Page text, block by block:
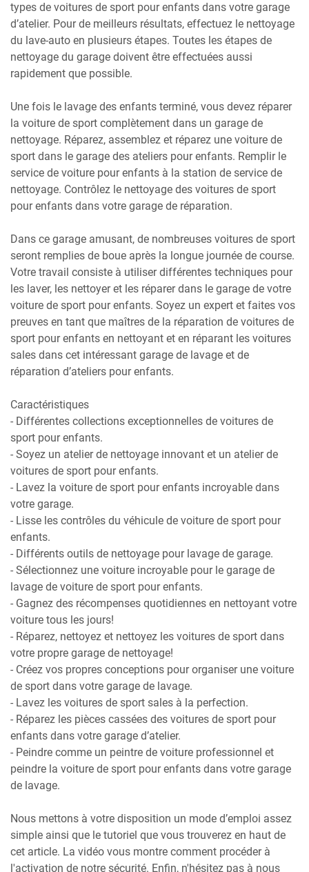
types de voitures de sport pour enfants dans votre garage
d’atelier. Pour de meilleurs résultats, effectuez le nettoyage
du lave-auto en plusieurs étapes. Toutes les étapes de
nettoyage du garage doivent être effectuées aussi
rapidement que possible.
Une fois le lavage des enfants terminé, vous devez réparer
la voiture de sport complètement dans un garage de
nettoyage. Réparez, assemblez et réparez une voiture de
sport dans le garage des ateliers pour enfants. Remplir le
service de voiture pour enfants à la station de service de
nettoyage. Contrôlez le nettoyage des voitures de sport
pour enfants dans votre garage de réparation.
Dans ce garage amusant, de nombreuses voitures de sport
seront remplies de boue après la longue journée de course.
Votre travail consiste à utiliser différentes techniques pour
les laver, les nettoyer et les réparer dans le garage de votre
voiture de sport pour enfants. Soyez un expert et faites vos
preuves en tant que maîtres de la réparation de voitures de
sport pour enfants en nettoyant et en réparant les voitures
sales dans cet intéressant garage de lavage et de
réparation d’ateliers pour enfants.
Caractéristiques
- Différentes collections exceptionnelles de voitures de
sport pour enfants.
- Soyez un atelier de nettoyage innovant et un atelier de
voitures de sport pour enfants.
- Lavez la voiture de sport pour enfants incroyable dans
votre garage.
- Lisse les contrôles du véhicule de voiture de sport pour
enfants.
- Différents outils de nettoyage pour lavage de garage.
- Sélectionnez une voiture incroyable pour le garage de
lavage de voiture de sport pour enfants.
- Gagnez des récompenses quotidiennes en nettoyant votre
voiture tous les jours!
- Réparez, nettoyez et nettoyez les voitures de sport dans
votre propre garage de nettoyage!
- Créez vos propres conceptions pour organiser une voiture
de sport dans votre garage de lavage.
- Lavez les voitures de sport sales à la perfection.
- Réparez les pièces cassées des voitures de sport pour
enfants dans votre garage d’atelier.
- Peindre comme un peintre de voiture professionnel et
peindre la voiture de sport pour enfants dans votre garage
de lavage.
Nous mettons à votre disposition un mode d’emploi assez
simple ainsi que le tutoriel que vous trouverez en haut de
cet article. La vidéo vous montre comment procéder à
l'activation de notre sécurité. Enfin, n'hésitez pas à nous